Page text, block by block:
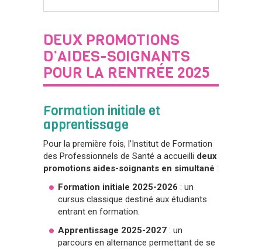
DEUX PROMOTIONS
D’AIDES-SOIGNANTS
POUR LA RENTRÉE 2025
Formation initiale et
apprentissage
Pour la première fois, l’Institut de Formation
des Professionnels de Santé a accueilli deux
promotions aides-soignants en simultané :
Formation initiale 2025-2026 : un
cursus classique destiné aux étudiants
entrant en formation.
Apprentissage 2025-2027 : un
parcours en alternance permettant de se